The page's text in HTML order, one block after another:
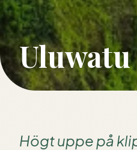
Uluwatu
Högt uppe på